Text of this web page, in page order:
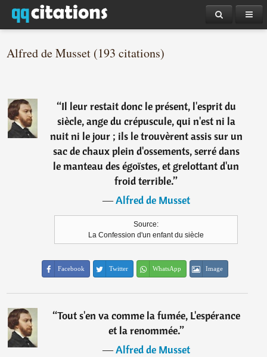
Alfred de Musset (193 citations)
“Il leur restait donc le présent, l'esprit du
siècle, ange du crépuscule, qui n'est ni la
nuit ni le jour ; ils le trouvèrent assis sur un
sac de chaux plein d'ossements, serré dans
le manteau des égoïstes, et grelottant d'un
froid terrible.”
―Alfred de Musset
Source:
La Confession d'un enfant du siècle
Facebook Twitter WhatsApp Image
“Tout s'en va comme la fumée, L'espérance
et la renommée.”
―Alfred de Musset